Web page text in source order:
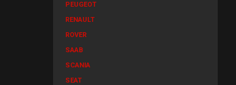
PEUGEOT
RENAULT
ROVER
SAAB
SCANIA
SEAT